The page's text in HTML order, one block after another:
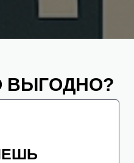
ВЫГОДНО?